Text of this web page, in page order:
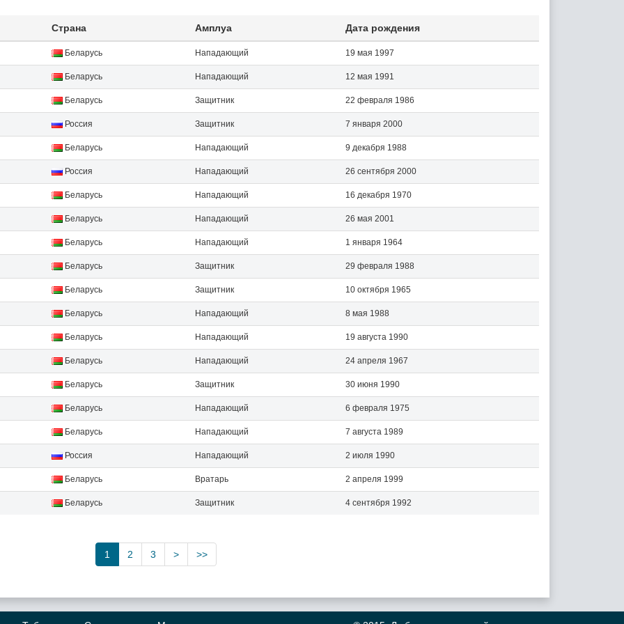
Страна Амплуа Дата рождения
Беларусь Нападающий 19 мая 1997
Беларусь Нападающий 12 мая 1991
Беларусь Защитник 22 февраля 1986
Россия Защитник 7 января 2000
Беларусь Нападающий 9 декабря 1988
Россия Нападающий 26 сентября 2000
Беларусь Нападающий 16 декабря 1970
Беларусь Нападающий 26 мая 2001
Беларусь Нападающий 1 января 1964
Беларусь Защитник 29 февраля 1988
Беларусь Защитник 10 октября 1965
Беларусь Нападающий 8 мая 1988
Беларусь Нападающий 19 августа 1990
Беларусь Нападающий 24 апреля 1967
Беларусь Защитник 30 июня 1990
Беларусь Нападающий 6 февраля 1975
Беларусь Нападающий 7 августа 1989
Россия Нападающий 2 июля 1990
Беларусь Вратарь 2 апреля 1999
Беларусь Защитник 4 сентября 1992
1 2 3 > >>